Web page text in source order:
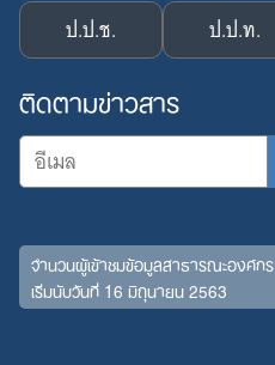
ป.ป.ช. ป.ป.ท.
ติดตามข่าวสาร
จำนวนผู้เข้าชมข้อมูลสาธารณะองค์กร
เริ่มนับวันที่ 16 มิถุนายน 2563